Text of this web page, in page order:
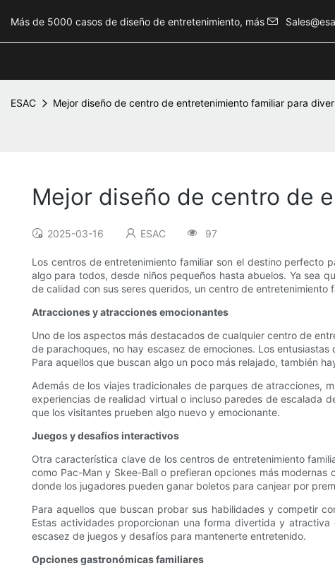
Más de 5000 casos de diseño de entretenimiento, más
ESAC Mejor diseño de centro de entretenimiento familiar para
Mejor diseño de centro de
2025-03-16 ESAC 97
Los centros de entretenimiento familiar son el destino perfecto
algo para todos, desde niños pequeños hasta abuelos. Ya sea
de calidad con sus seres queridos, un centro de entretenimiento
Atracciones y atracciones emocionantes
Uno de los aspectos más destacados de cualquier centro de
de parachoques, no hay escasez de emociones. Los
Para aquellos que buscan algo un poco más relajado, también
Además de los viajes tradicionales de parques de atracciones,
experiencias de realidad virtual o incluso paredes de escalada
que los visitantes prueben algo nuevo y emocionante.
Juegos y desafíos interactivos
Otra característica clave de los centros de entretenimiento
como Pac-Man y Skee-Ball o prefieran opciones más
donde los jugadores pueden ganar boletos para canjear por
Para aquellos que buscan probar sus habilidades y competir
Estas actividades proporcionan una forma divertida y
escasez de juegos y desafíos para mantenerte entretenido.
Opciones gastronómicas familiares